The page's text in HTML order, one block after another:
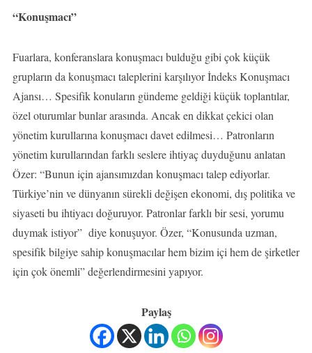
“Konuşmacı”
Fuarlara, konferanslara konuşmacı bulduğu gibi çok küçük
grupların da konuşmacı taleplerini karşılıyor İndeks Konuşmacı
Ajansı… Spesifik konuların gündeme geldiği küçük toplantılar,
özel oturumlar bunlar arasında. Ancak en dikkat çekici olan
yönetim kurullarına konuşmacı davet edilmesi… Patronların
yönetim kurullarından farklı seslere ihtiyaç duyduğunu anlatan
Özer: “Bunun için ajansımızdan konuşmacı talep ediyorlar.
Türkiye’nin ve dünyanın sürekli değişen ekonomi, dış politika ve
siyaseti bu ihtiyacı doğuruyor. Patronlar farklı bir sesi, yorumu
duymak istiyor” diye konuşuyor. Özer, “Konusunda uzman,
spesifik bilgiye sahip konuşmacılar hem bizim içi hem de şirketler
için çok önemli” değerlendirmesini yapıyor.
Paylaş